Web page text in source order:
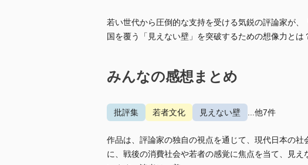
若い世代から圧倒的な支持を受ける気鋭の評論家が
国を覆う「見えない壁」を突破するための想像力とは
みんなの感想まとめ
批評集 若者文化 見えない壁 ...他7件
作品は、評論家の独自の視点を通じて、現代日本の
に、戦後の消費社会や若者の感覚に焦点を当て、見